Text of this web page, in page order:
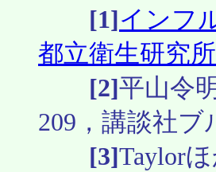
[1]インフ
都立衛生研究所
[2]平山令
209，講談社ブ
[3]Taylor